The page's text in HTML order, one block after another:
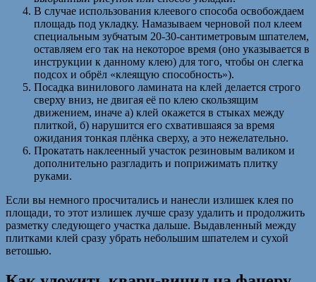
В случае использования клеевого способа освобождаем
площадь под укладку. Намазываем черновой пол клеем
специальным зубчатым 20-30-сантиметровым шпателем,
оставляем его так на некоторое время (оно указывается в
инструкции к данному клею) для того, чтобы он слегка
подсох и обрёл «клеящую способность»).
Посадка винилового ламината на клей делается строго
сверху вниз, не двигая её по клею скользящим
движением, иначе а) клей окажется в стыках между
плиткой, б) нарушится его схватившаяся за время
ожидания тонкая плёнка сверху, а это нежелательно.
Прокатать наклеенный участок резиновым валиком и
дополнительно разгладить и поприжимать плитку
руками.
Если вы немного просчитались и нанесли излишек клея по
площади, то этот излишек лучше сразу удалить и продолжить
разметку следующего участка дальше. Выдавленный между
плитками клей сразу убрать небольшим шпателем и сухой
ветошью.